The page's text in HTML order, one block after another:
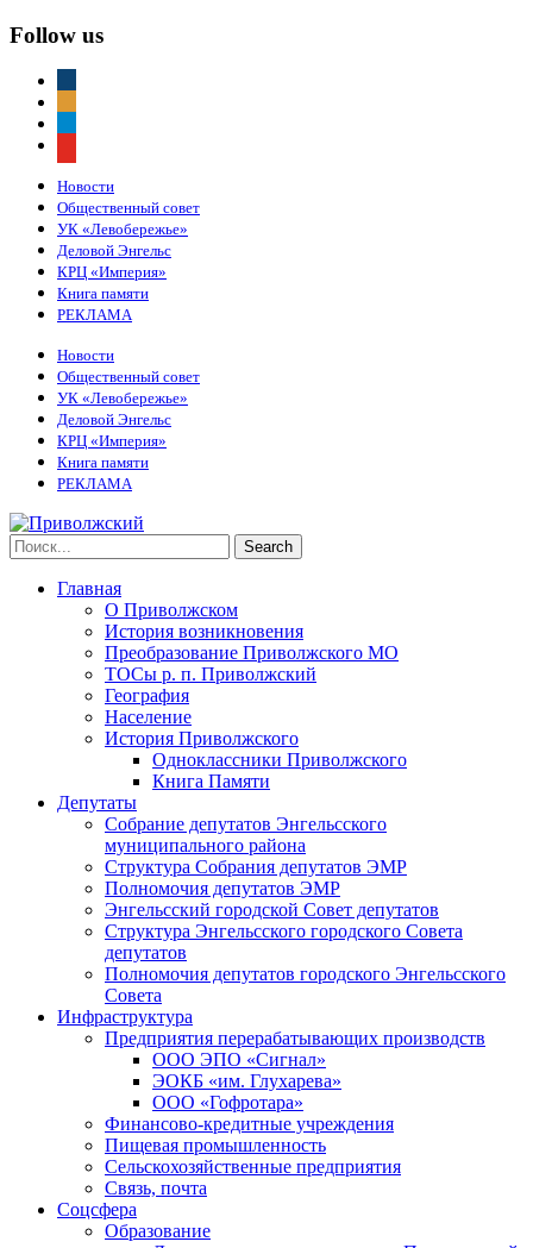
Follow us
Новости
Общественный совет
УК «Левобережье»
Деловой Энгельс
КРЦ «Империя»
Книга памяти
РЕКЛАМА
Новости
Общественный совет
УК «Левобережье»
Деловой Энгельс
КРЦ «Империя»
Книга памяти
РЕКЛАМА
Главная
О Приволжском
История возникновения
Преобразование Приволжского МО
ТОСы р. п. Приволжский
География
Население
История Приволжского
Одноклассники Приволжского
Книга Памяти
Депутаты
Собрание депутатов Энгельсского
муниципального района
Структура Собрания депутатов ЭМР
Полномочия депутатов ЭМР
Энгельсский городской Совет депутатов
Структура Энгельсского городского Совета
депутатов
Полномочия депутатов городского Энгельсского
Совета
Инфраструктура
Предприятия перерабатывающих производств
ООО ЭПО «Сигнал»
ЭОКБ «им. Глухарева»
ООО «Гофротара»
Финансово-кредитные учреждения
Пищевая промышленность
Сельскохозяйственные предприятия
Связь, почта
Соцсфера
Образование